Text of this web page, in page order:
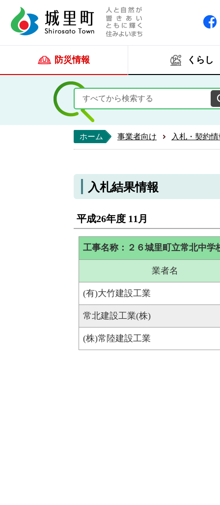
防災情報 くらし
ホーム 事業者向け 入札・契約
入札結果情報
平成26年度 11月
工事名称：２６城里町立常北中学
業者名
(有)大竹建設工業
常北建設工業(株)
(株)常陸建設工業